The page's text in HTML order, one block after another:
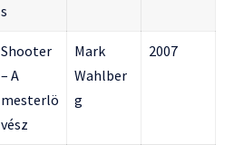
s
Shooter
– A
mesterlö
vész
Mark
Wahlber
g
2007